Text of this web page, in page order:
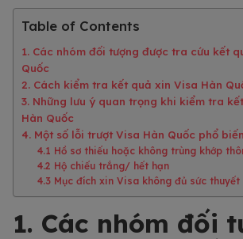
Table of Contents
1. Các nhóm đối tượng được tra cứu kết
Quốc
2. Cách kiểm tra kết quả xin Visa Hàn
3. Những lưu ý quan trọng khi kiểm tra
Hàn Quốc
4. Một số lỗi trượt Visa Hàn Quốc phổ biến
4.1 Hồ sơ thiếu hoặc không trùng khớp
4.2 Hộ chiếu trắng/ hết hạn
4.3 Mục đích xin Visa không đủ sức thuyết
1. Các nhóm đối